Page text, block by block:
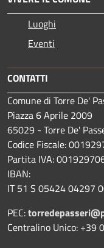
Luoghi
Eventi
CONTATTI
Comune di Torre De'
Piazza 6 Aprile 2009
65029 - Torre De'
Codice Fiscale:
Partita IVA:
IBAN:
IT 51 S 05424 04297
PEC:
Centralino Unico: +39